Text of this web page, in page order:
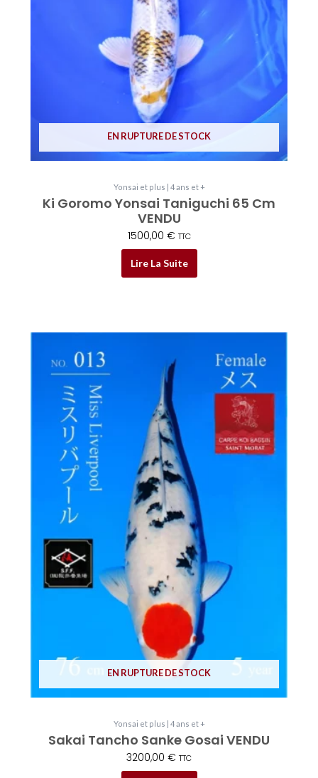
EN RUPTURE DE STOCK
Yonsai et plus | 4 ans et +
Ki Goromo Yonsai Taniguchi 65 Cm
VENDU
1500,00 € TTC
Lire La Suite
EN RUPTURE DE STOCK
Yonsai et plus | 4 ans et +
Sakai Tancho Sanke Gosai VENDU
3200,00 € TTC